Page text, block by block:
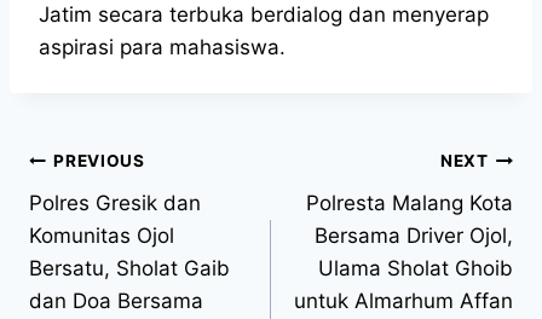
Jatim secara terbuka berdialog dan menyerap
aspirasi para mahasiswa.
PREVIOUS
Polres Gresik dan
Komunitas Ojol
Bersatu, Sholat Gaib
dan Doa Bersama
NEXT
Polresta Malang Kota
Bersama Driver Ojol,
Ulama Sholat Ghoib
untuk Almarhum Affan